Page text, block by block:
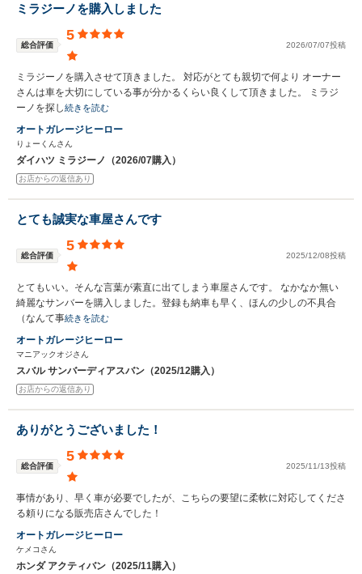
ミラジーノを購入しました
総合評価
5
2026/07/07投稿
ミラジーノを購入させて頂きました。 対応がとても親切で何より オーナー
さんは車を大切にしている事が分かるくらい良くして頂きました。 ミラジ
ーノを探し続きを読む
オートガレージヒーロー
りょーくんさん
ダイハツ ミラジーノ（2026/07購入）
お店からの返信あり
とても誠実な車屋さんです
総合評価
5
2025/12/08投稿
とてもいい。そんな言葉が素直に出てしまう車屋さんです。 なかなか無い
綺麗なサンバーを購入しました。登録も納車も早く、ほんの少しの不具合
（なんて事続きを読む
オートガレージヒーロー
マニアックオジさん
スバル サンバーディアスバン（2025/12購入）
お店からの返信あり
ありがとうございました！
総合評価
5
2025/11/13投稿
事情があり、早く車が必要でしたが、こちらの要望に柔軟に対応してくださ
る頼りになる販売店さんでした！
オートガレージヒーロー
ケメコさん
ホンダ アクティバン（2025/11購入）